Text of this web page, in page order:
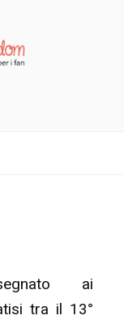
ai
tra il 13°